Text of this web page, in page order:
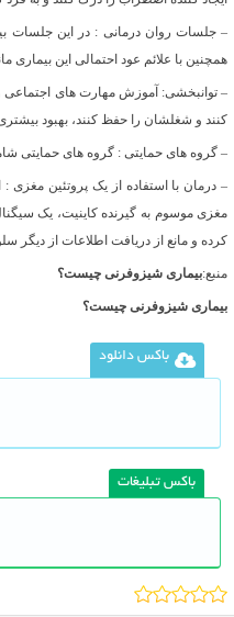
– جلسات روان درمانی : در این جلسات
همچنین با علائم عود احتمالی این بیماری
– توانبخشی: آموزش مهارت های اجتماعی
کنند و شغلشان را حفظ کنند، بهبود بیشتری
– گروه های حمایتی : گروه های حمایتی
– درمان با استفاده از یک پروتئین
مغزی موسوم به گیرنده کاینیت، یک
کرده و مانع از دریافت اطلاعات از
منبع:بیماری شیزوفرنی چیست؟
بیماری شیزوفرنی چیست؟
باکس دانلود
باکس تبلیغات